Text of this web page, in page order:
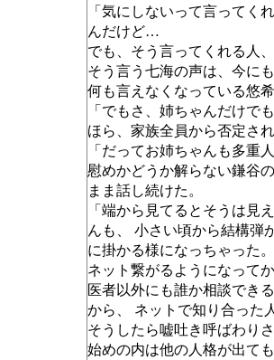
「気にしないって言って
んだけど…
でも、そう言ってくれる人
そう言う七海の声は、今に
何も言えなくなっている悠
「でもさ、姉ちゃんだけで
ほら、家族全員から否定さ
「だってお姉ちゃんも多重
慰めかどうか解らない鎌谷
まま話し続けた。
「端から見てるとそうは見
んも、 小さい頃から結構弾
に掛かる様になっちゃった。
ネット繋がるようになって
医者以外にも誰か相談でき
から、 ネットで知り合った
そうしたら嘘吐き呼ばわり
始めの内は他の人格が出て